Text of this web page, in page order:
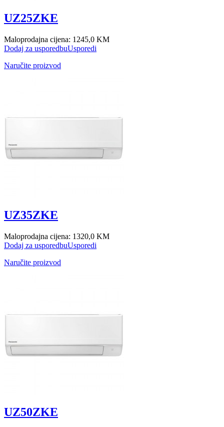
UZ25ZKE
Maloprodajna cijena: 1245,0 KM
Dodaj za usporedbuUsporedi
Naručite proizvod
UZ35ZKE
Maloprodajna cijena: 1320,0 KM
Dodaj za usporedbuUsporedi
Naručite proizvod
UZ50ZKE